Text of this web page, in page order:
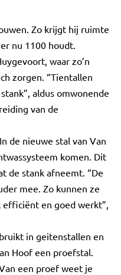
Zo krijgt hij ruimte
nu 1100 houdt.
waar zo’n
zorgen. “Tientallen
aldus omwonende
van de
In de nieuwe stal van Van
komen. Dit
de stank afneemt. “De
mee. Zo kunnen ze
en goed werkt”,
in geitenstallen en
Hoof een proefstal.
een proef weet je